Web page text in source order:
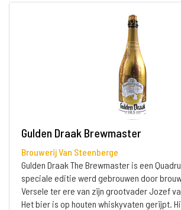
Gulden Draak Brewmaster
Brouwerij Van Steenberge
Gulden Draak The Brewmaster is een
speciale editie werd gebrouwen door
Versele ter ere van zijn grootvader Jozef
Het bier is op houten whiskyvaten gerijpt.